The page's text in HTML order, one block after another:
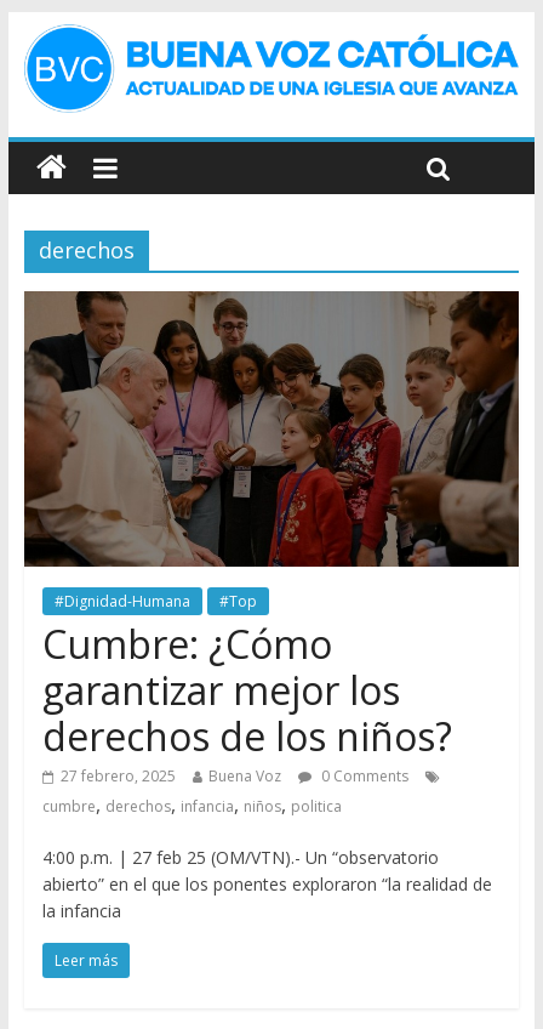
derechos
#Dignidad-Humana #Top
Cumbre: ¿Cómo
garantizar mejor los
derechos de los niños?
27 febrero, 2025 Buena Voz
0 Comments
cumbre, derechos, infancia, niños, politica
4:00 p.m. | 27 feb 25 (OM/VTN).- Un “observatorio
abierto” en el que los ponentes exploraron “la realidad de
la infancia
Leer más